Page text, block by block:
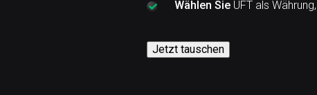
Wählen Sie UFT als
Jetzt tauschen